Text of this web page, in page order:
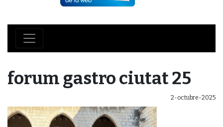
forum gastro ciutat 25
2-octubre-2025